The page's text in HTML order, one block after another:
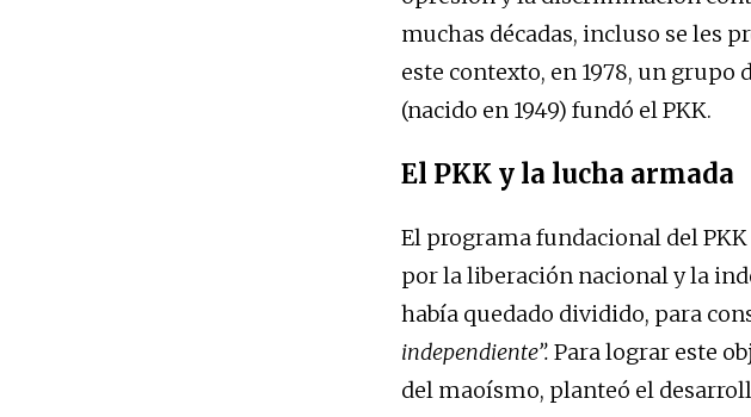
muchas décadas, incluso se les
este contexto, en 1978, un grupo
(nacido en 1949) fundó el PKK.
El PKK y la lucha armada
El programa fundacional del
por la liberación nacional y la
había quedado dividido, para
independiente”. Para lograr este
del maoísmo, planteó el